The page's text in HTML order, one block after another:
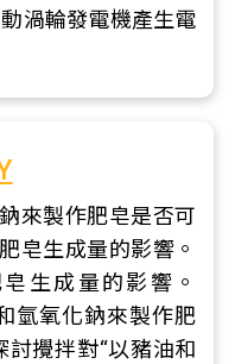
渦輪發電機產生電
來製作肥皂是否可
皂生成量的影響。
生成量的影響。
氫氧化鈉來製作肥
討攪拌對“以豬油和